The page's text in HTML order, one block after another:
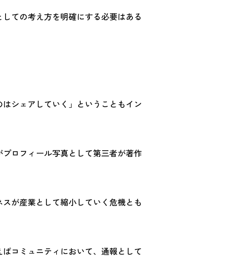
ての考え方を明確にする必要はある
シェアしていく」ということもイン
ロフィール写真として第三者が著作
が産業として縮小していく危機とも
コミュニティにおいて、通報として